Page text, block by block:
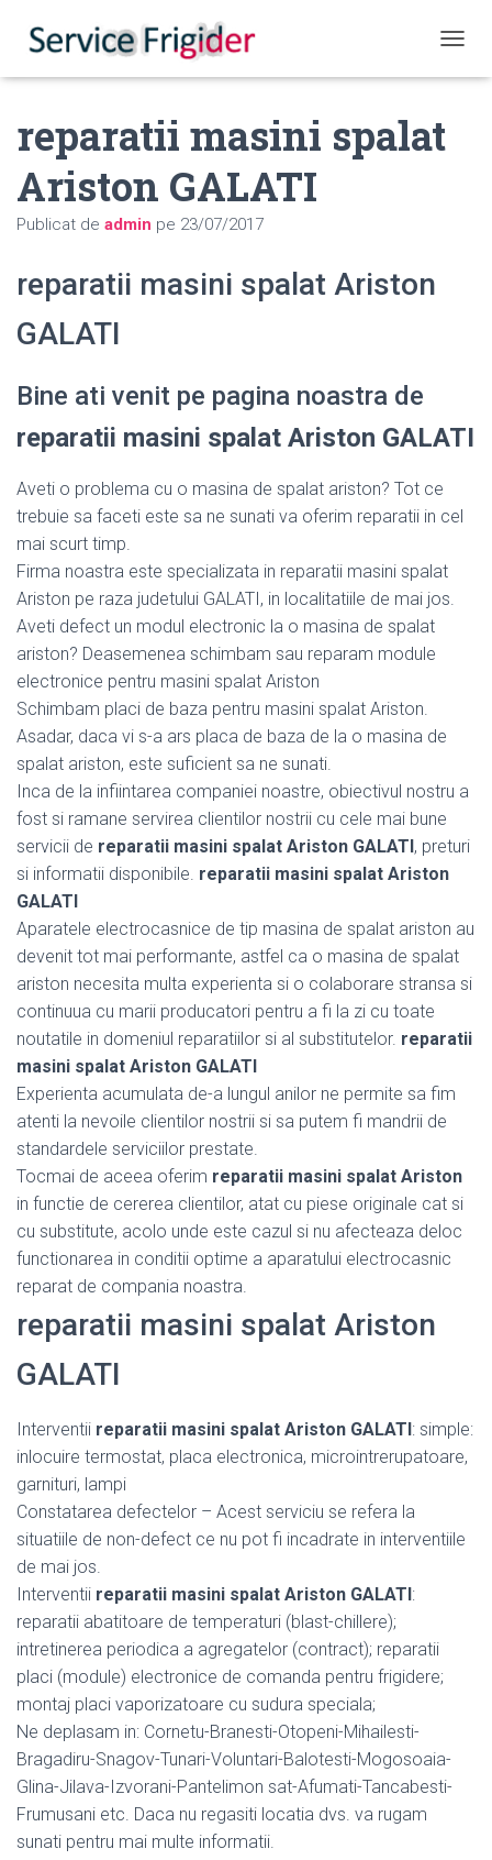
reparatii masini spalat
Ariston GALATI
Publicat de admin pe 23/07/2017
reparatii masini spalat Ariston
GALATI
Bine ati venit pe pagina noastra de
reparatii masini spalat Ariston GALATI
Aveti o problema cu o masina de spalat ariston? Tot ce
trebuie sa faceti este sa ne sunati va oferim reparatii in cel
mai scurt timp.
Firma noastra este specializata in reparatii masini spalat
Ariston pe raza judetului GALATI, in localitatiile de mai jos.
Aveti defect un modul electronic la o masina de spalat
ariston? Deasemenea schimbam sau reparam module
electronice pentru masini spalat Ariston
Schimbam placi de baza pentru masini spalat Ariston.
Asadar, daca vi s-a ars placa de baza de la o masina de
spalat ariston, este suficient sa ne sunati.
Inca de la infiintarea companiei noastre, obiectivul nostru a
fost si ramane servirea clientilor nostrii cu cele mai bune
servicii de reparatii masini spalat Ariston GALATI, preturi
si informatii disponibile. reparatii masini spalat Ariston
GALATI
Aparatele electrocasnice de tip masina de spalat ariston au
devenit tot mai performante, astfel ca o masina de spalat
ariston necesita multa experienta si o colaborare stransa si
continuua cu marii producatori pentru a fi la zi cu toate
noutatile in domeniul reparatiilor si al substitutelor. reparatii
masini spalat Ariston GALATI
Experienta acumulata de-a lungul anilor ne permite sa fim
atenti la nevoile clientilor nostrii si sa putem fi mandrii de
standardele serviciilor prestate.
Tocmai de aceea oferim reparatii masini spalat Ariston
in functie de cererea clientilor, atat cu piese originale cat si
cu substitute, acolo unde este cazul si nu afecteaza deloc
functionarea in conditii optime a aparatului electrocasnic
reparat de compania noastra.
reparatii masini spalat Ariston
GALATI
Interventii reparatii masini spalat Ariston GALATI: simple:
inlocuire termostat, placa electronica, microintrerupatoare,
garnituri, lampi
Constatarea defectelor – Acest serviciu se refera la
situatiile de non-defect ce nu pot fi incadrate in interventiile
de mai jos.
Interventii reparatii masini spalat Ariston GALATI:
reparatii abatitoare de temperaturi (blast-chillere);
intretinerea periodica a agregatelor (contract); reparatii
placi (module) electronice de comanda pentru frigidere;
montaj placi vaporizatoare cu sudura speciala;
Ne deplasam in: Cornetu-Branesti-Otopeni-Mihailesti-
Bragadiru-Snagov-Tunari-Voluntari-Balotesti-Mogosoaia-
Glina-Jilava-Izvorani-Pantelimon sat-Afumati-Tancabesti-
Frumusani etc. Daca nu regasiti locatia dvs. va rugam
sunati pentru mai multe informatii.